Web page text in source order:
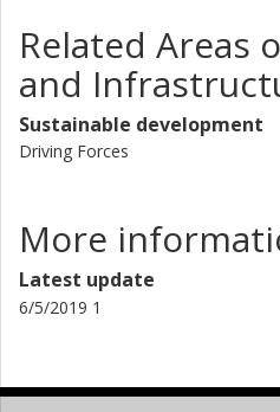
Related Areas
and
Sustainable development
Driving Forces
More
Latest update
6/5/2019 1